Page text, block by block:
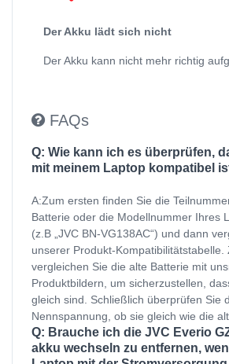
Der Akku lädt sich nicht
Der Akku kann nicht mehr richtig
FAQs
Q: Wie kann ich es überprüfen,
mit meinem Laptop kompatibel
A:Zum ersten finden Sie die
Batterie oder die Modellnummer Ihres
(z.B „JVC BN-VG138AC“) und dann
unserer Produkt-Kompatibilitätstabelle.
vergleichen Sie die alte Batterie mit
Produktbildern, um sicherzustellen,
gleich sind. Schließlich überprüfen Sie
Nennspannung, ob sie gleich wie die
Q: Brauche ich die JVC Everio
akku wechseln zu entfernen,